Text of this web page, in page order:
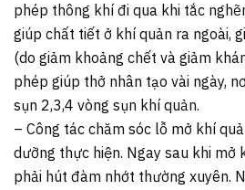
phép thông khí đi qua khi tắc
giúp chất tiết ở khí quản ra ngoài,
(do giảm khoảng chết và giảm
phép giúp thở nhân tạo vài ngày,
sụn 2,3,4 vòng sụn khí quản.
– Công tác chăm sóc lỗ mở khí
dưỡng thực hiện. Ngay sau khi mở
phải hút đàm nhớt thường xuyên.